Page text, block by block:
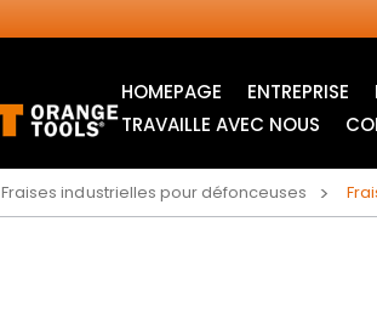
HOMEPAGE ENTREPRISE
TRAVAILLE AVEC NOUS
Fraises industrielles pour défonceuses